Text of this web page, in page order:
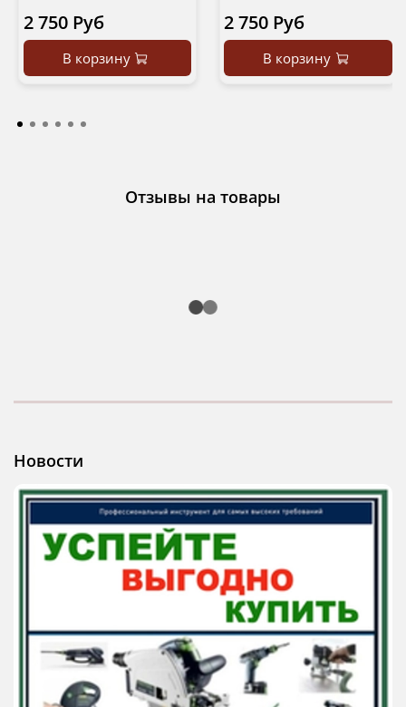
2 750 Руб
В корзину
2 750 Руб
В корзину
Отзывы на товары
Новости